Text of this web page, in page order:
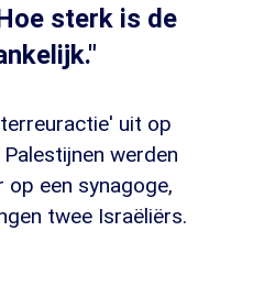
sterk is de
uit op
werden
een synagoge,
twee Israëliërs.